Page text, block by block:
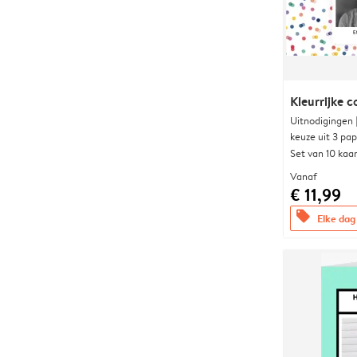
Kleurrijke
keuze uit 3
Set van 10
Vanaf
€ 11,99
offers Elke